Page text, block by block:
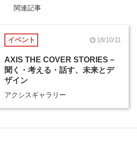
関連記事
イベント 18/10/11
AXIS THE COVER STORIES－
聞く・考える・話す、未来とデ
ザイン
アクシスギャラリー